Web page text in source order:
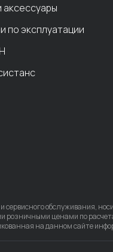
аксессуары
по эксплуатации
обслуживания,
ценами по
на данном сайте